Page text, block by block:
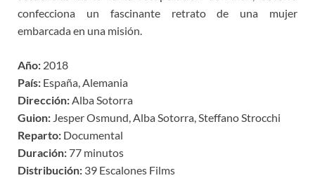
confecciona un fascinante retrato de una mujer
embarcada en una misión.
Año: 2018
País: España, Alemania
Dirección:Alba Sotorra
Guion: Jesper Osmund, Alba Sotorra, Steffano Strocchi
Reparto: Documental
Duración: 77 minutos
Distribución: 39 Escalones Films